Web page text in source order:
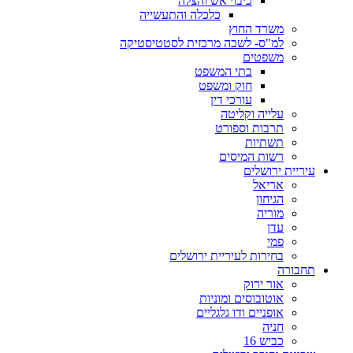
כלכלה והתעשייה
משרד החוץ
למ"ס- לשכה מרכזית לסטטיסטיקה
משפטים
בתי המשפט
חוק ומשפט
עורכי דין
עלייה וקליטה
תרבות וספורט
תשתיות
רשות המיסים
עיריית ירושלים
אריאל
הגיחון
מוריה
עדן
פמי
בחירות לעיריית ירושלים
תחבורה
אור ירוק
אוטובוסים ומוניות
אופניים ודו גלגליים
חניה
כביש 16